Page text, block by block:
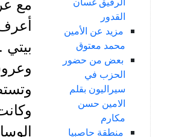
القدور
مزيد عن الأمين
محمد معتوق
بعض من حضور
الحزب في
سيراليون بقلم
الامين حسن
مكارم
منطقة حاصبيا
مع